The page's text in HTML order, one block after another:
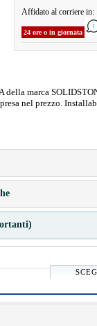
Affidato al corriere in:
24 ore o in giornata
marca
nel prezzo.